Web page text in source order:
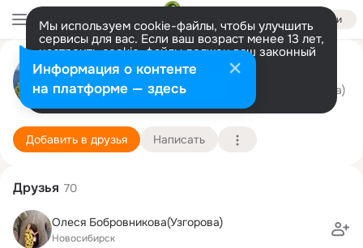
Войти
Мы используем cookie-файлы, чтобы улучшить
сервисы для вас. Если ваш возраст менее 13 лет,
настроить cookie-файлы должен ваш законный
представитель. Больше информации
Разрешить все Настроить
Евгений Бабенко
г. Бронницы (Московская область)31 декабря (54 года)
1 школа
Подробнее
Добавить в друзья Написать
Друзья 70
Олеся Бобровникова(Узгорова)
Новосибирск
Информация о контенте
на платформе — здесь